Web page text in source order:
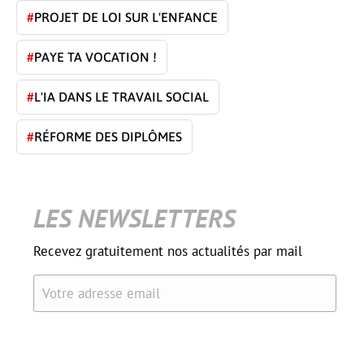
#PROJET DE LOI SUR L'ENFANCE
#PAYE TA VOCATION !
#L'IA DANS LE TRAVAIL SOCIAL
#RÉFORME DES DIPLÔMES
LES NEWSLETTERS
Recevez gratuitement nos actualités par mail
Votre adresse email